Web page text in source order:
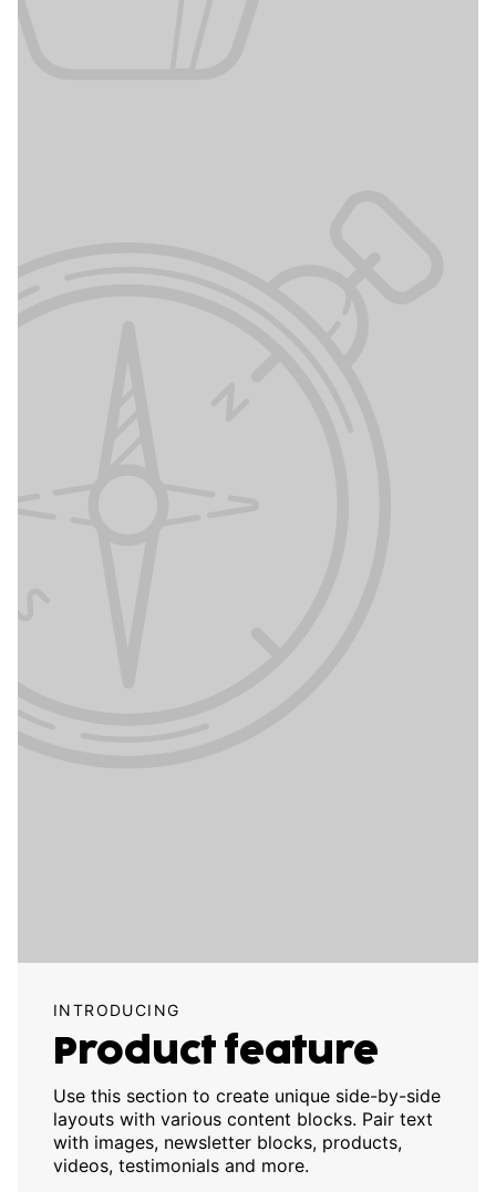
INTRODUCING
Product feature
Use this section to create unique side-by-side
layouts with various content blocks. Pair text
with images, newsletter blocks, products,
videos, testimonials and more.